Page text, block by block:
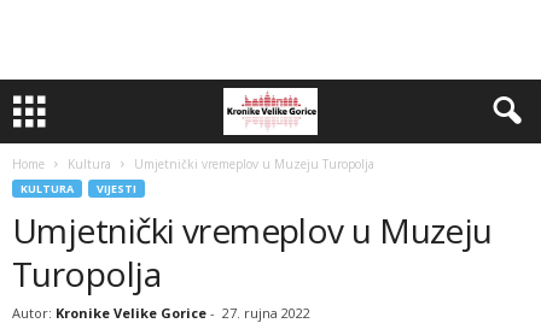
Home Kultura Umjetnički vremeplov u Muzeju Turopolja
KULTURA VIJESTI
Umjetnički vremeplov u Muzeju
Turopolja
Autor: Kronike Velike Gorice - 27. rujna 2022